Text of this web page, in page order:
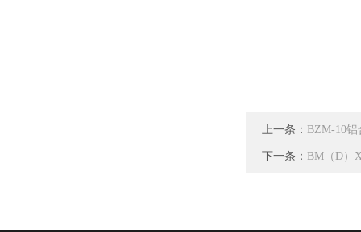
上一条： BZM-10
下一条： BM（D）